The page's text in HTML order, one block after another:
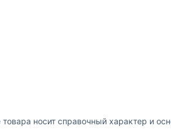
носит справочный характер и